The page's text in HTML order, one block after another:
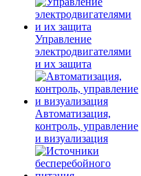
Управление
электродвигателями
и их защита
Автоматизация,
контроль, управление
и визуализация